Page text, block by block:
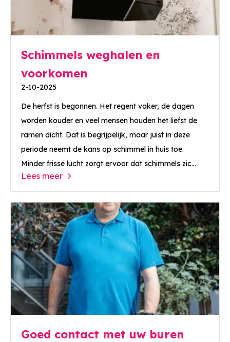
Schimmels weghalen en
voorkomen
2-10-2025
De herfst is begonnen. Het regent vaker, de dagen
worden kouder en veel mensen houden het liefst de
ramen dicht. Dat is begrijpelijk, maar juist in deze
periode neemt de kans op schimmel in huis toe.
Minder frisse lucht zorgt ervoor dat schimmels zic...
Lees meer
Goed contact met uw buren